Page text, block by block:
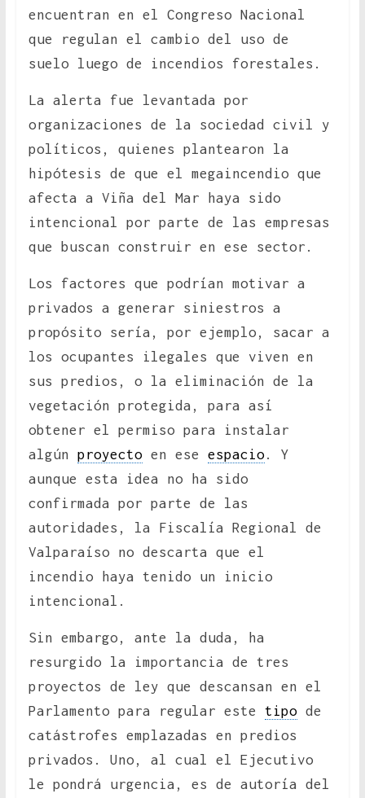
encuentran en el Congreso Nacional
que regulan el cambio del uso de
suelo luego de incendios forestales.
La alerta fue levantada por
organizaciones de la sociedad civil y
políticos, quienes plantearon la
hipótesis de que el megaincendio que
afecta a Viña del Mar haya sido
intencional por parte de las empresas
que buscan construir en ese sector.
Los factores que podrían motivar a
privados a generar siniestros a
propósito sería, por ejemplo, sacar a
los ocupantes ilegales que viven en
sus predios, o la eliminación de la
vegetación protegida, para así
obtener el permiso para instalar
algún proyectoen ese espacio. Y
aunque esta idea no ha sido
confirmada por parte de las
autoridades, la Fiscalía Regional de
Valparaíso no descarta que el
incendio haya tenido un inicio
intencional.
Sin embargo, ante la duda, ha
resurgido la importancia de tres
proyectos de ley que descansan en el
Parlamento para regular este tipode
catástrofes emplazadas en predios
privados. Uno, al cual el Ejecutivo
le pondrá urgencia, es de autoría del